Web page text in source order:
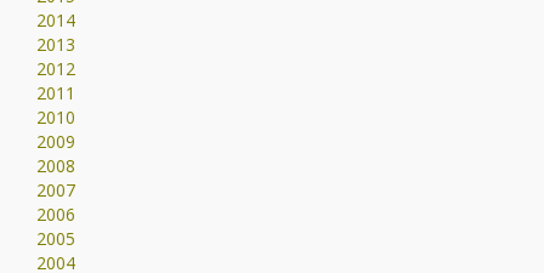
2014
2013
2012
2011
2010
2009
2008
2007
2006
2005
2004